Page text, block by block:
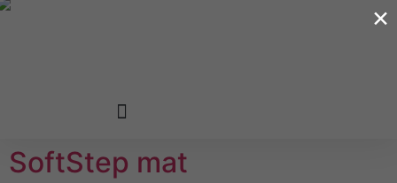
SoftStep mat
×